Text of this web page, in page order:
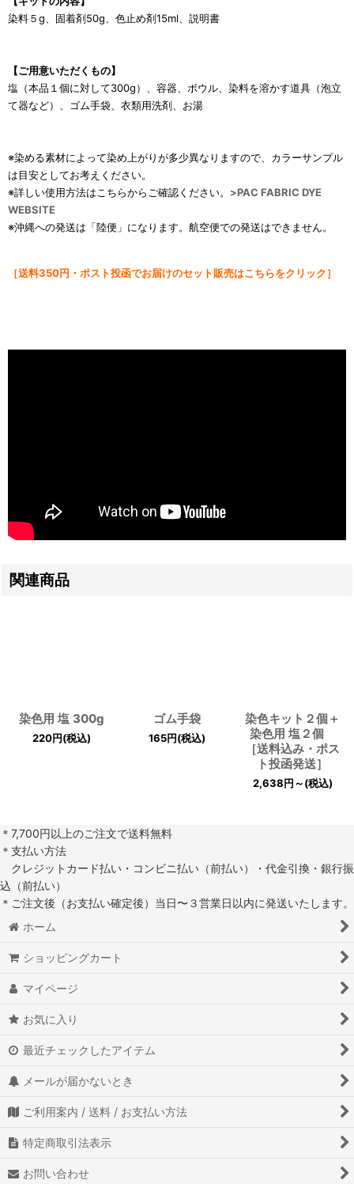
染料５g、固着剤50g、色止め剤15ml、説明書
【ご用意いただくもの】
塩（本品１個に対して300g）、容器、ボウル、染料を溶かす道具（泡立
て器など）、ゴム手袋、衣類用洗剤、お湯
※染める素材によって染め上がりが多少異なりますので、カラーサンプル
は目安としてお考えください。
※詳しい使用方法はこちらからご確認ください。 >PAC FABRIC DYE
WEBSITE
※沖縄への発送は「陸便」になります。航空便での発送はできません。
［送料350円・ポスト投函でお届けのセット販売はこちらをクリック］
関連商品
染色用 塩 300g
220円(税込)
ゴム手袋
165円(税込)
染色キット２個＋
染色用 塩２個
［送料込み・ポス
ト投函発送］
2,638円～(税込)
＊7,700円以上のご注文で送料無料
＊支払い方法
クレジットカード払い・コンビニ払い（前払い）・代金引換・銀行振
込（前払い）
＊ご注文後（お支払い確定後）当日〜３営業日以内に発送いたします。
ホーム
ショッピングカート
マイページ
お気に入り
最近チェックしたアイテム
メールが届かないとき
ご利用案内 / 送料 / お支払い方法
特定商取引法表示
お問い合わせ